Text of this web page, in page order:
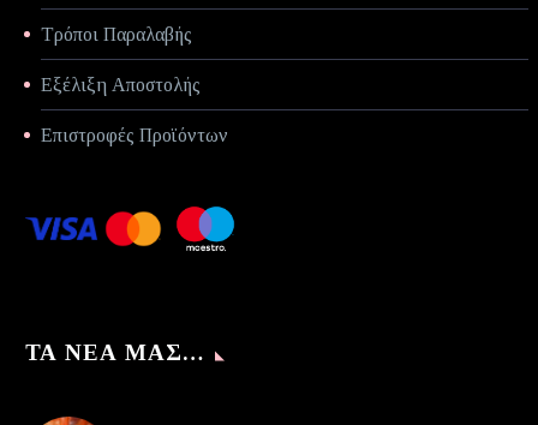
Τρόποι Παραλαβής
Εξέλιξη Αποστολής
Επιστροφές Προϊόντων
ΤΑ ΝΈΑ ΜΑΣ…